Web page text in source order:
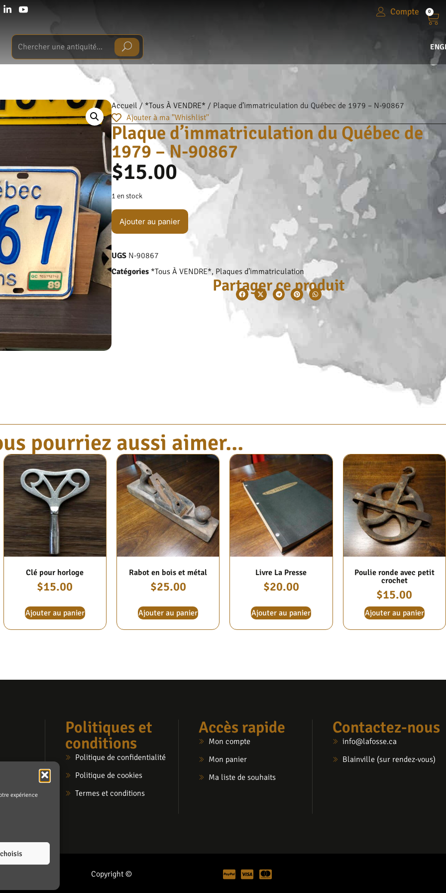
expérience
Compte 0
Accueil / *Tous À VENDRE* / Plaque d’immatriculation du Québec de 1979 – N-90867
Ajouter à ma ''Whishlist''
Plaque d’immatriculation du Québec de
1979 – N-90867
$15.00
1 en stock
Ajouter au panier
UGS N-90867
Catégories *Tous À VENDRE*, Plaques d’immatriculation
Partager ce produit
pourriez aussi aimer...
Clé pour horloge
$15.00
Ajouter au panier
Rabot en bois et métal
$25.00
Ajouter au panier
Livre La Presse
$20.00
Ajouter au panier
Poulie ronde avec petit
crochet
$15.00
Ajouter au panier
Politiques et
conditions
Politique de confidentialité
Politique de cookies
Termes et conditions
Accès rapide
Mon compte
Mon panier
Ma liste de souhaits
Contactez-nous
info@lafosse.ca
Blainville (sur rendez-vous)
Copyright ©